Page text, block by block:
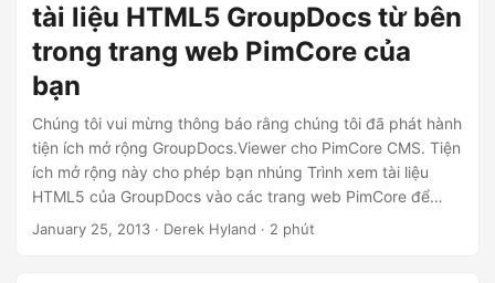
tài liệu HTML5 GroupDocs từ bên
trong trang web PimCore của
bạn
Chúng tôi vui mừng thông báo rằng chúng tôi đã phát hành
tiện ích mở rộng GroupDocs.Viewer cho PimCore CMS. Tiện
ích mở rộng này cho phép bạn nhúng Trình xem tài liệu
HTML5 của GroupDocs vào các trang web PimCore để
hiển thị PDF, Microsoft Word, Excel, PowerPoint, Visio và
January 25, 2013 · Derek Hyland · 2 phút